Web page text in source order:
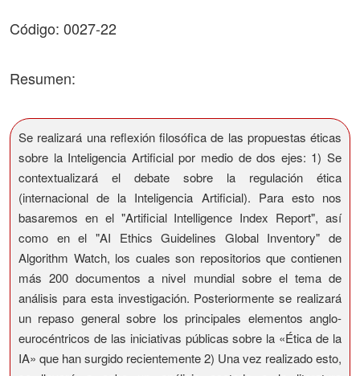
Código: 0027-22
Resumen:
Se realizará una reflexión filosófica de las propuestas éticas
sobre la Inteligencia Artificial por medio de dos ejes: 1) Se
contextualizará el debate sobre la regulación ética
(internacional de la Inteligencia Artificial). Para esto nos
basaremos en el "Artificial Intelligence Index Report", así
como en el "AI Ethics Guidelines Global Inventory" de
Algorithm Watch, los cuales son repositorios que contienen
más 200 documentos a nivel mundial sobre el tema de
análisis para esta investigación. Posteriormente se realizará
un repaso general sobre los principales elementos anglo-
eurocéntricos de las iniciativas públicas sobre la «Ética de la
IA» que han surgido recientemente 2) Una vez realizado esto,